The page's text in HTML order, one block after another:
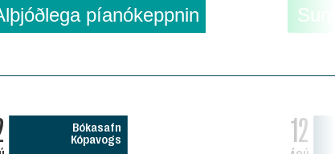
píanókeppnin
Bókasafn
Kópavogs
12